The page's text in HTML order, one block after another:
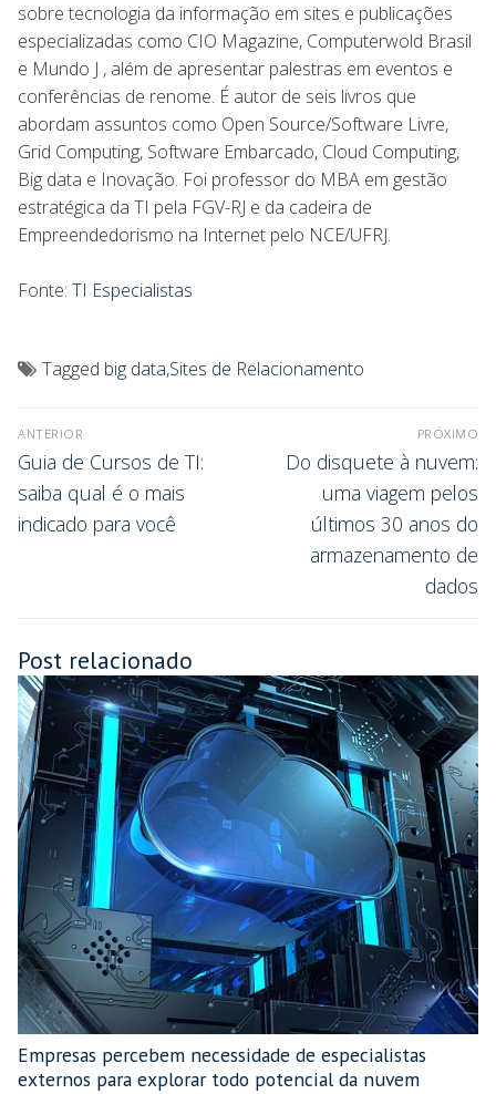
sobre tecnologia da informação em sites e publicações
especializadas como CIO Magazine, Computerwold Brasil
e Mundo J , além de apresentar palestras em eventos e
conferências de renome. É autor de seis livros que
abordam assuntos como Open Source/Software Livre,
Grid Computing, Software Embarcado, Cloud Computing,
Big data e Inovação. Foi professor do MBA em gestão
estratégica da TI pela FGV-RJ e da cadeira de
Empreendedorismo na Internet pelo NCE/UFRJ.
Fonte: TI Especialistas
Tagged big data,Sites de Relacionamento
ANTERIOR
Guia de Cursos de TI:
saiba qual é o mais
indicado para você
PRÓXIMO
Do disquete à nuvem:
uma viagem pelos
últimos 30 anos do
armazenamento de
dados
Post relacionado
Empresas percebem necessidade de especialistas
externos para explorar todo potencial da nuvem